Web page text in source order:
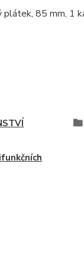
85 mm,